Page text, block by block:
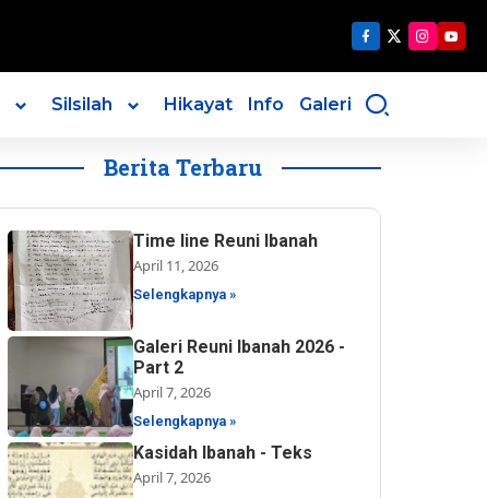
Silsilah Hikayat Info Galeri
Berita Terbaru
Time line Reuni Ibanah
April 11, 2026
Selengkapnya »
Galeri Reuni Ibanah 2026 -
Part 2
April 7, 2026
Selengkapnya »
Kasidah Ibanah - Teks
April 7, 2026